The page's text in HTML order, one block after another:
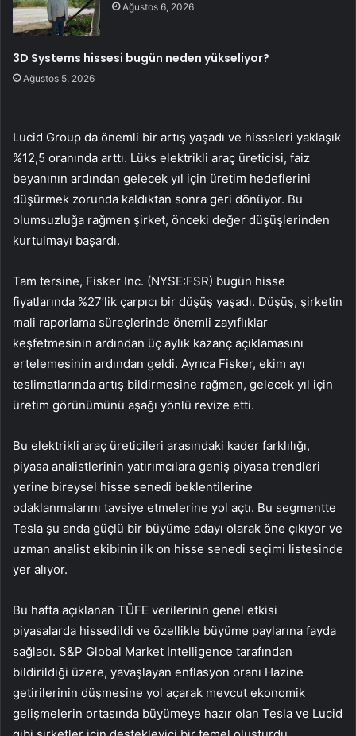
Ağustos 6, 2026
3D Systems hissesi bugün neden yükseliyor?
Ağustos 5, 2026
Lucid Group da önemli bir artış yaşadı ve hisseleri yaklaşık
%12,5 oranında arttı. Lüks elektrikli araç üreticisi, faiz
beyanının ardından gelecek yıl için üretim hedeflerini
düşürmek zorunda kaldıktan sonra geri dönüyor. Bu
olumsuzluğa rağmen şirket, önceki değer düşüşlerinden
kurtulmayı başardı.
Tam tersine, Fisker Inc. (NYSE:FSR) bugün hisse
fiyatlarında %27’lik çarpıcı bir düşüş yaşadı. Düşüş, şirketin
mali raporlama süreçlerinde önemli zayıflıklar
keşfetmesinin ardından üç aylık kazanç açıklamasını
ertelemesinin ardından geldi. Ayrıca Fisker, ekim ayı
teslimatlarında artış bildirmesine rağmen, gelecek yıl için
üretim görünümünü aşağı yönlü revize etti.
Bu elektrikli araç üreticileri arasındaki kader farklılığı,
piyasa analistlerinin yatırımcılara geniş piyasa trendleri
yerine bireysel hisse senedi beklentilerine
odaklanmalarını tavsiye etmelerine yol açtı. Bu segmentte
Tesla şu anda güçlü bir büyüme adayı olarak öne çıkıyor ve
uzman analist ekibinin ilk on hisse senedi seçimi listesinde
yer alıyor.
Bu hafta açıklanan TÜFE verilerinin genel etkisi
piyasalarda hissedildi ve özellikle büyüme paylarına fayda
sağladı. S&P Global Market Intelligence tarafından
bildirildiği üzere, yavaşlayan enflasyon oranı Hazine
getirilerinin düşmesine yol açarak mevcut ekonomik
gelişmelerin ortasında büyümeye hazır olan Tesla ve Lucid